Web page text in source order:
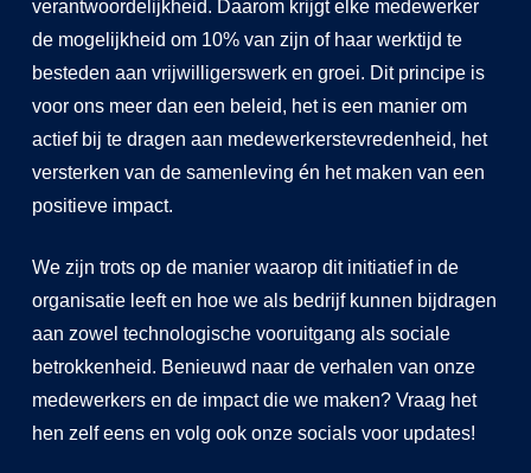
verantwoordelijkheid. Daarom krijgt elke medewerker
de mogelijkheid om 10% van zijn of haar werktijd te
besteden aan vrijwilligerswerk en groei. Dit principe is
voor ons meer dan een beleid, het is een manier om
actief bij te dragen aan medewerkerstevredenheid, het
versterken van de samenleving én het maken van een
positieve impact.
We zijn trots op de manier waarop dit initiatief in de
organisatie leeft en hoe we als bedrijf kunnen bijdragen
aan zowel technologische vooruitgang als sociale
betrokkenheid. Benieuwd naar de verhalen van onze
medewerkers en de impact die we maken? Vraag het
hen zelf eens en volg ook onze socials voor updates!